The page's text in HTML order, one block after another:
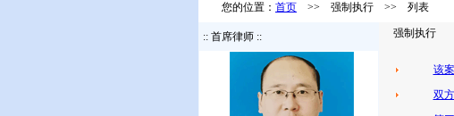
您的位置： 首页 >> 强制执行 >> 列表
:: 首席律师 :: 强制执行
该
双